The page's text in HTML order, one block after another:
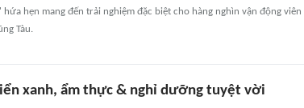
hẹn mang đến trải nghiệm đặc biệt cho hàng nghìn vận động viên
Tàu.
xanh, ẩm thực & nghỉ dưỡng tuyệt vời